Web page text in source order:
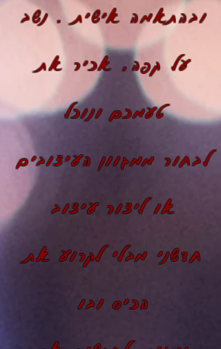
ובהתאמה אישית . נשב
על קפה, אכיר את
טעמכם ונוכל
לבחור ממגוון העיצובים
או ליצור עיצוב
חדשני מבלי לקרוע את
הכיס ובו